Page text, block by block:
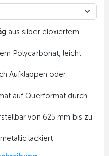
aus silber eloxiertem
Polycarbonat, leicht
Aufklappen oder
auf Querformat durch
von 625 mm bis zu
lackiert